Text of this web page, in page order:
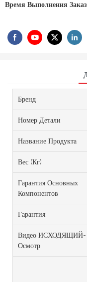
Время Выполнения
Бренд
Номер Детали
Название Продукта
Вес (кг)
Гарантия Основных
Компонентов
Гарантия
Видео ИСХОДЯЩИЙ-
Осмотр